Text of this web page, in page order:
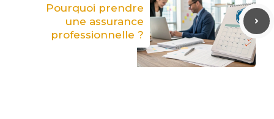
Pourquoi prendre
une assurance
professionnelle ?